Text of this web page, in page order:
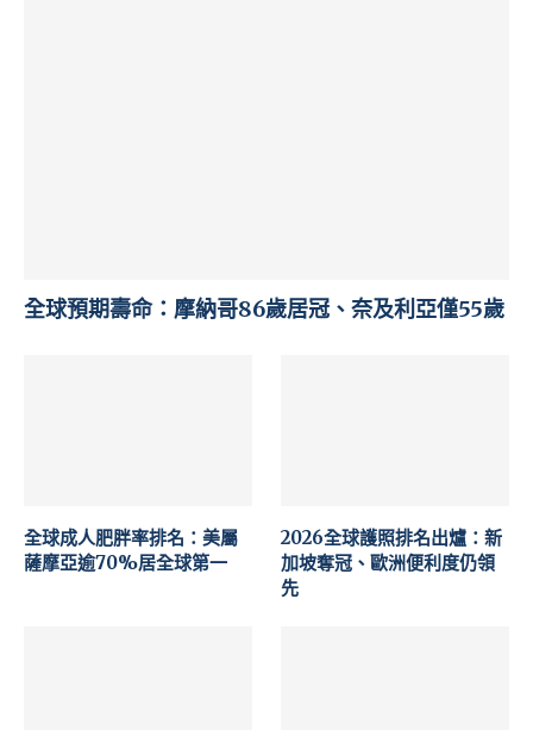
全球預期壽命：摩納哥86歲居冠、奈及利亞僅55歲
全球成人肥胖率排名：美屬
薩摩亞逾70%居全球第一
2026全球護照排名出爐：新
加坡奪冠、歐洲便利度仍領
先